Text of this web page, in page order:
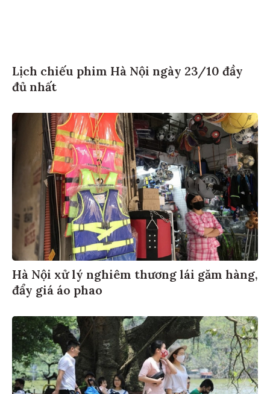
Lịch chiếu phim Hà Nội ngày 23/10 đầy
đủ nhất
Hà Nội xử lý nghiêm thương lái găm hàng,
đẩy giá áo phao